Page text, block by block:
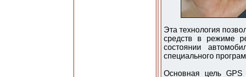
Эта технология
средств в режиме
состоянии
специального
Основная цель GPS